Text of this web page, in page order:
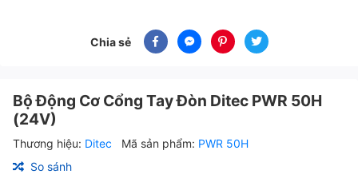
Chia sẻ
Bộ Động Cơ Cổng Tay Đòn Ditec PWR 50H
(24V)
Thương hiệu: Ditec Mã sản phẩm: PWR 50H
So sánh